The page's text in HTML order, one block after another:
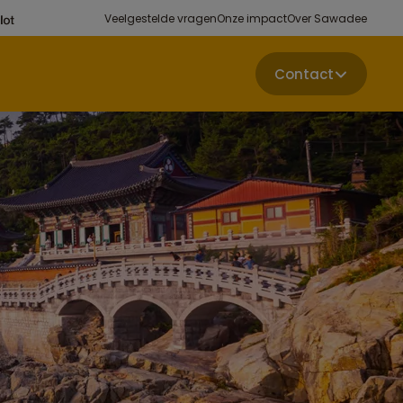
Veelgestelde vragenOnze impactOver Sawadee
Contact